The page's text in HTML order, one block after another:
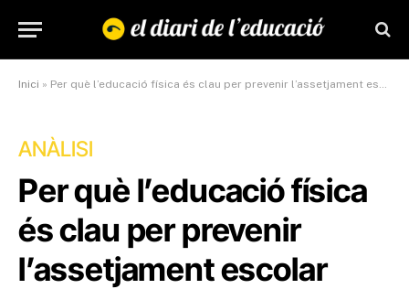
Inici » Per què l’educació física és clau per prevenir l’assetjament escolar
ANÀLISI
Per què l’educació física
és clau per prevenir
l’assetjament escolar